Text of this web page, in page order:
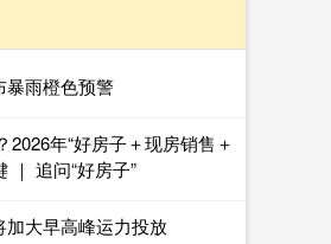
暴雨橙色预警
年“好房子＋现房销售＋
｜ 追问“好房子”
大早高峰运力投放